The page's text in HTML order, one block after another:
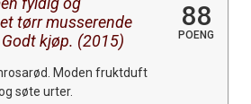
tørr musserende
kjøp. (2015)
88
POENG
Moden fruktduft
søte urter.